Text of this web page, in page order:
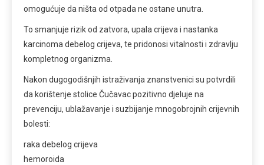
omogućuje da ništa od otpada ne ostane unutra.
To smanjuje rizik od zatvora, upala crijeva i nastanka
karcinoma debelog crijeva, te pridonosi vitalnosti i zdravlju
kompletnog organizma.
Nakon dugogodišnjih istraživanja znanstvenici su potvrdili
da korištenje stolice Čučavac pozitivno djeluje na
prevenciju, ublažavanje i suzbijanje mnogobrojnih crijevnih
bolesti:
raka debelog crijeva
hemoroida